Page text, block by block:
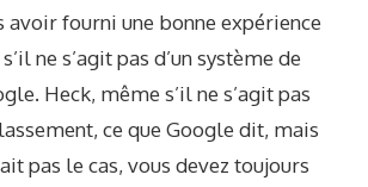
avoir fourni une bonne expérience
ne s’agit pas d’un système de
Heck, même s’il ne s’agit pas
ce que Google dit, mais
pas le cas, vous devez toujours